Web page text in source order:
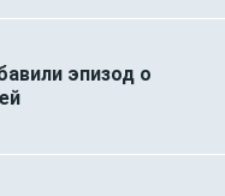
эпизод о